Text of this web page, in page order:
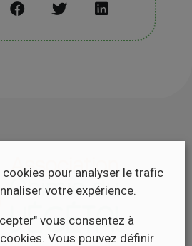
pour analyser le trafic
votre expérience.
vous consentez à
Vous pouvez définir